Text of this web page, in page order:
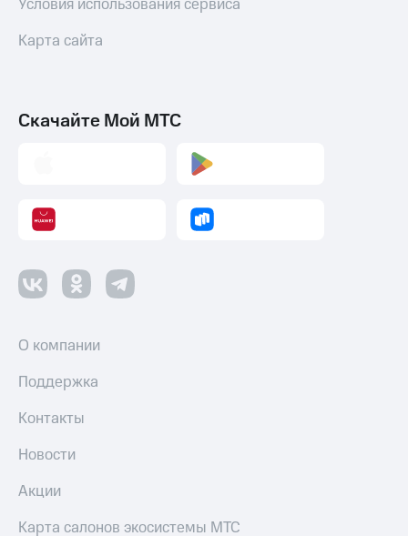
Условия использования сервиса
Карта сайта
Скачайте Мой МТС
О компании
Поддержка
Контакты
Новости
Акции
Карта салонов экосистемы МТС